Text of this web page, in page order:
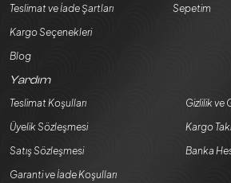
Teslimat ve İade Şartları
Kargo Seçenekleri
Blog
Sepetim
Yardım
Teslimat Koşulları
Üyelik Sözleşmesi
Satış Sözleşmesi
Garanti ve İade Koşulları
Gizlilik ve
Kargo
Banka